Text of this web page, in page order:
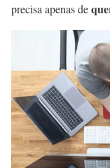
precisa apenas de